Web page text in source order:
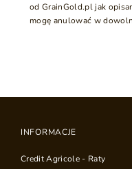
od GrainGold.pl jak
mogę anulować w
INFORMACJE
Credit Agricole - Raty